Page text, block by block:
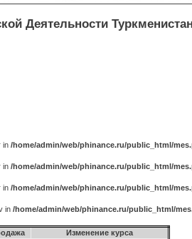
Деятельности
in /home/admin/web/phinance.ru/public_html/
in /home/admin/web/phinance.ru/public_html/
in /home/admin/web/phinance.ru/public_html/
in /home/admin/web/phinance.ru/public_html/
Изменение курса